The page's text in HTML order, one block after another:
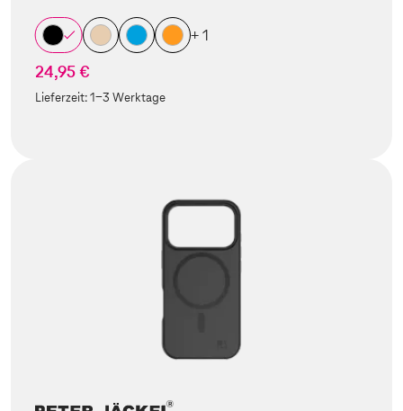
+ 1
24,95 €
Lieferzeit:1-3 Werktage